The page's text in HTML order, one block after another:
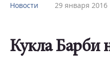
Новости 29 января 2016
Кукла Барби